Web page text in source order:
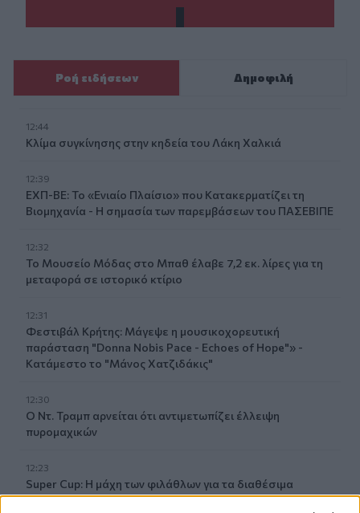
Ροή ειδήσεων Δημοφιλή
12:44
Κλίμα συγκίνησης στην κηδεία του Λάκη Χαλκιά
12:39
ΕΧΠ-ΒΕ: Το «Ενιαίο Πλαίσιο» που Κατακερματίζει τη
Βιομηχανία - Η σημασία των παρεμβάσεων του ΠΑΣΕΒΙΠΕ
12:32
Το Μουσείο Μόδας στο Μπαθ έλαβε 7,2 εκ. λίρες για τη
μεταφορά σε ιστορικό κτίριο
12:31
Φεστιβάλ Κρήτης: Μάγεψε η μουσικοχορευτική
παράσταση "Donna Nobis Pace - Echoes of Hope"» -
Κατάμεστο το "Μάνος Χατζιδάκις"
12:30
Ο Ντ. Τραμπ αρνείται ότι αντιμετωπίζει έλλειψη
πυρομαχικών
12:23
Super Cup: Η μάχη των φιλάθλων για τα διαθέσιμα
εισιτήρια!